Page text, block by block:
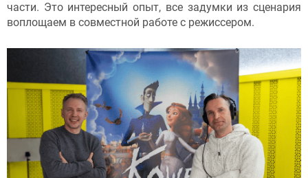
части. Это интересный опыт, все задумки из сценария
воплощаем в совместной работе с режиссером.